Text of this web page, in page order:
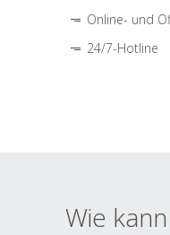
Online- und
24/7-Hotline
Wie